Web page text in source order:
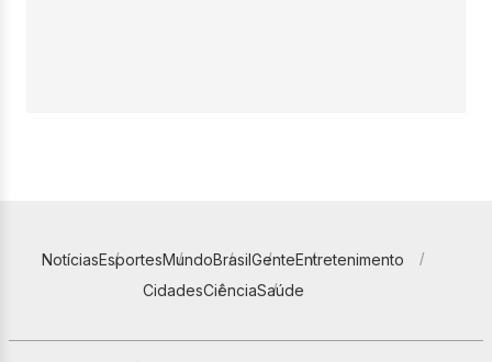
NotíciasEsportesMundoBrasilGenteEntretenimento
CidadesCiênciaSaúde